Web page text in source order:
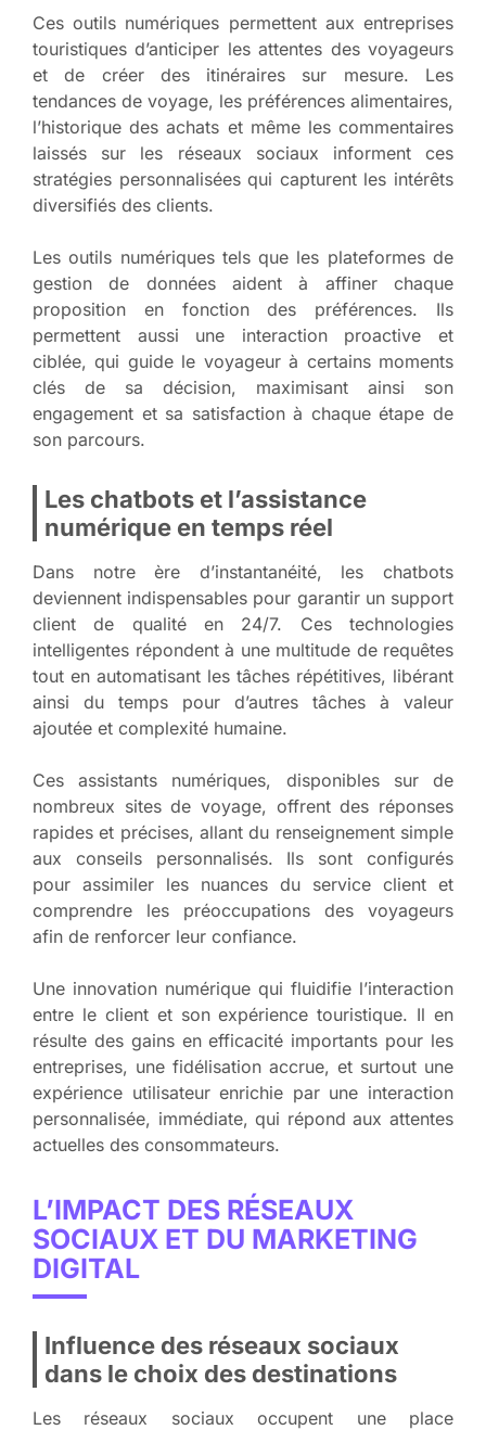
Ces outils numériques permettent aux entreprises
touristiques d’anticiper les attentes des voyageurs
et de créer des itinéraires sur mesure. Les
tendances de voyage, les préférences alimentaires,
l’historique des achats et même les commentaires
laissés sur les réseaux sociaux informent ces
stratégies personnalisées qui capturent les intérêts
diversifiés des clients.
Les outils numériques tels que les plateformes de
gestion de données aident à affiner chaque
proposition en fonction des préférences. Ils
permettent aussi une interaction proactive et
ciblée, qui guide le voyageur à certains moments
clés de sa décision, maximisant ainsi son
engagement et sa satisfaction à chaque étape de
son parcours.
Les chatbots et l’assistance
numérique en temps réel
Dans notre ère d’instantanéité, les chatbots
deviennent indispensables pour garantir un support
client de qualité en 24/7. Ces technologies
intelligentes répondent à une multitude de requêtes
tout en automatisant les tâches répétitives, libérant
ainsi du temps pour d’autres tâches à valeur
ajoutée et complexité humaine.
Ces assistants numériques, disponibles sur de
nombreux sites de voyage, offrent des réponses
rapides et précises, allant du renseignement simple
aux conseils personnalisés. Ils sont configurés
pour assimiler les nuances du service client et
comprendre les préoccupations des voyageurs
afin de renforcer leur confiance.
Une innovation numérique qui fluidifie l’interaction
entre le client et son expérience touristique. Il en
résulte des gains en efficacité importants pour les
entreprises, une fidélisation accrue, et surtout une
expérience utilisateur enrichie par une interaction
personnalisée, immédiate, qui répond aux attentes
actuelles des consommateurs.
L’IMPACT DES RÉSEAUX
SOCIAUX ET DU MARKETING
DIGITAL
Influence des réseaux sociaux
dans le choix des destinations
Les réseaux sociaux occupent une place